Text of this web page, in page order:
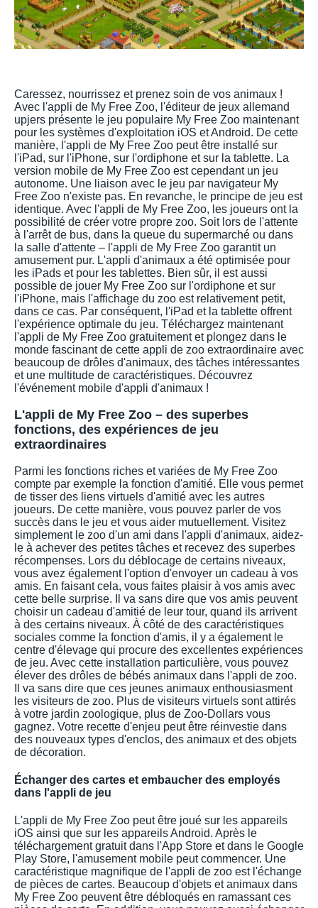
Caressez, nourrissez et prenez soin de vos animaux !
Avec l'appli de My Free Zoo, l'éditeur de jeux allemand
upjers présente le jeu populaire My Free Zoo maintenant
pour les systèmes d'exploitation iOS et Android. De cette
manière, l'appli de My Free Zoo peut être installé sur
l'iPad, sur l'iPhone, sur l'ordiphone et sur la tablette. La
version mobile de My Free Zoo est cependant un jeu
autonome. Une liaison avec le jeu par navigateur My
Free Zoo n'existe pas. En revanche, le principe de jeu est
identique. Avec l'appli de My Free Zoo, les joueurs ont la
possibilité de créer votre propre zoo. Soit lors de l'attente
à l'arrêt de bus, dans la queue du supermarché ou dans
la salle d'attente – l'appli de My Free Zoo garantit un
amusement pur. L'appli d'animaux a été optimisée pour
les iPads et pour les tablettes. Bien sûr, il est aussi
possible de jouer My Free Zoo sur l'ordiphone et sur
l'iPhone, mais l'affichage du zoo est relativement petit,
dans ce cas. Par conséquent, l'iPad et la tablette offrent
l'expérience optimale du jeu. Téléchargez maintenant
l'appli de My Free Zoo gratuitement et plongez dans le
monde fascinant de cette appli de zoo extraordinaire avec
beaucoup de drôles d'animaux, des tâches intéressantes
et une multitude de caractéristiques. Découvrez
l'événement mobile d'appli d'animaux !
L'appli de My Free Zoo – des superbes
fonctions, des expériences de jeu
extraordinaires
Parmi les fonctions riches et variées de My Free Zoo
compte par exemple la fonction d'amitié. Elle vous permet
de tisser des liens virtuels d'amitié avec les autres
joueurs. De cette manière, vous pouvez parler de vos
succès dans le jeu et vous aider mutuellement. Visitez
simplement le zoo d'un ami dans l'appli d'animaux, aidez-
le à achever des petites tâches et recevez des superbes
récompenses. Lors du déblocage de certains niveaux,
vous avez également l'option d'envoyer un cadeau à vos
amis. En faisant cela, vous faites plaisir à vos amis avec
cette belle surprise. Il va sans dire que vos amis peuvent
choisir un cadeau d'amitié de leur tour, quand ils arrivent
à des certains niveaux. À côté de des caractéristiques
sociales comme la fonction d'amis, il y a également le
centre d'élevage qui procure des excellentes expériences
de jeu. Avec cette installation particulière, vous pouvez
élever des drôles de bébés animaux dans l'appli de zoo.
Il va sans dire que ces jeunes animaux enthousiasment
les visiteurs de zoo. Plus de visiteurs virtuels sont attirés
à votre jardin zoologique, plus de Zoo-Dollars vous
gagnez. Votre recette d'enjeu peut être réinvestie dans
des nouveaux types d'enclos, des animaux et des objets
de décoration.
Échanger des cartes et embaucher des employés
dans l'appli de jeu
L'appli de My Free Zoo peut être joué sur les appareils
iOS ainsi que sur les appareils Android. Après le
téléchargement gratuit dans l'App Store et dans le Google
Play Store, l'amusement mobile peut commencer. Une
caractéristique magnifique de l'appli de zoo est l'échange
de pièces de cartes. Beaucoup d'objets et animaux dans
My Free Zoo peuvent être débloqués en ramassant ces